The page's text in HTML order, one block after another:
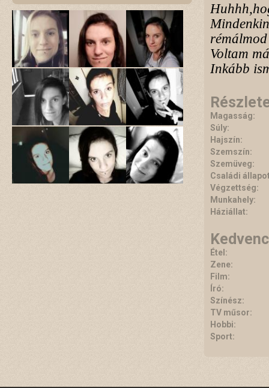
Voltam
Inkább
Magasság:
Súly:
Hajszín:
Szemszín:
Szemüveg:
Családi
Végzettség:
Munkahely:
Háziállat:
Étel:
Zene:
Film:
Író:
Színész:
TV műsor:
Hobbi:
Sport: